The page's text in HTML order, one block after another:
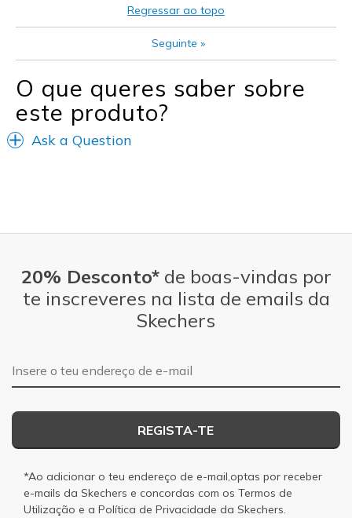
Feels true to width
Regressar ao topo
Seguinte »
O que queres saber sobre
este produto?
Ask a Question
20% Desconto*de boas-vindas por
te inscreveres na lista de emails da
Skechers
Endereço de e-mail
REGISTA-TE
*Ao adicionar o teu endereço de e-mail,optas por receber
e-mails da Skechers e concordas com os Termos de
Utilização e a Política de Privacidade da Skechers.